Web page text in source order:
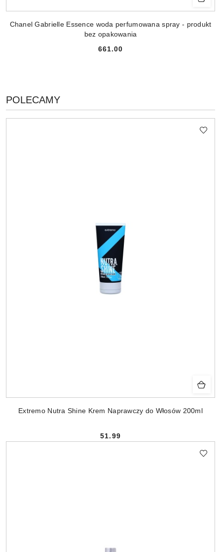
Chanel Gabrielle Essence woda perfumowana spray - produkt
bez opakowania
Cena:
661.00
Pomiń karuzelę produktów
PRODUKTY
O
POLECAMY
Extremo Nutra Shine Krem Naprawczy do Włosów 200ml
Cena:
51.99